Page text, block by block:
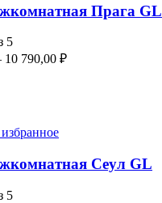
Прага GL
5
10 790,00 ₽
Сеул GL
5